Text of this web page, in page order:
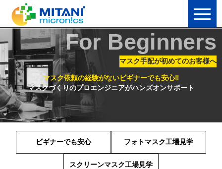
For Beginners
マスク手配が初めてのお客様へ
マスク依頼の経験がないビギナーでも安心‼
マスクづくりのプロエンジニアがハンズオンサポート
ビギナーでも安心 フォトマスク工場見学
スクリーンマスク工場見学